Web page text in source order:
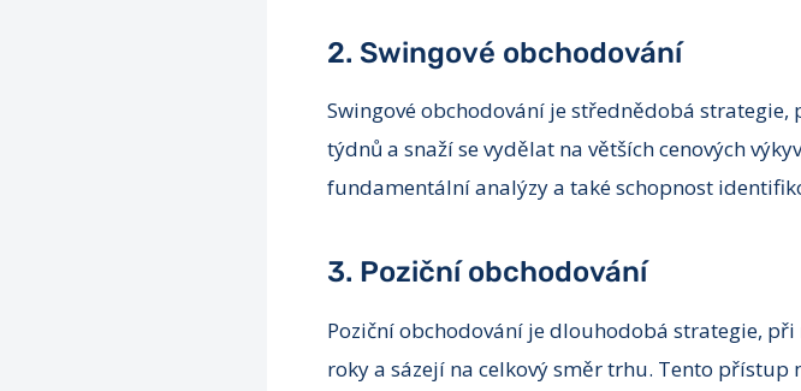
2. Swingové obchodování
Swingové obchodování je střednědobá
týdnů a snaží se vydělat na větších cenových
fundamentální analýzy a také schopnost
3. Poziční obchodování
Poziční obchodování je dlouhodobá strategie,
roky a sázejí na celkový směr trhu. Tento